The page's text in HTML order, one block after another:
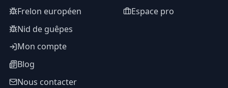
Frelon européen
Nid de guêpes
Mon compte
Blog
Nous contacter
Espace pro